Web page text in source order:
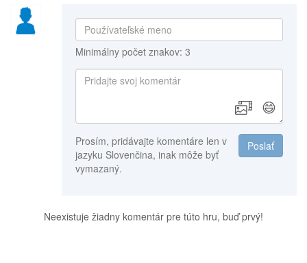
Minimálny počet znakov: 3
😄
Poslať
Prosím, pridávajte komentáre len v
jazyku Slovenčina, inak môže byť
vymazaný.
Neexistuje žiadny komentár pre túto hru, buď prvý!